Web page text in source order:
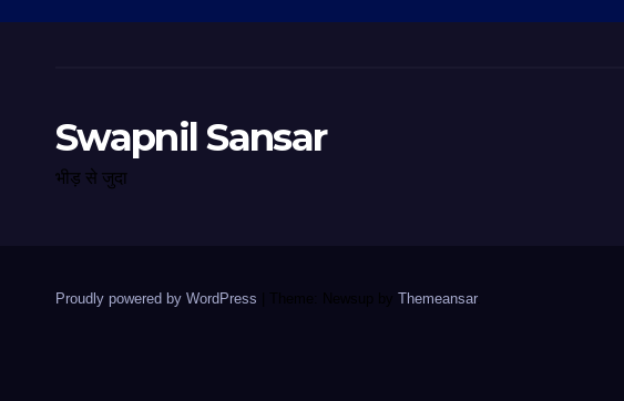
Swapnil Sansar
भीड़ से जुदा
Proudly powered by WordPress Theme: Newsup by Themeansar.